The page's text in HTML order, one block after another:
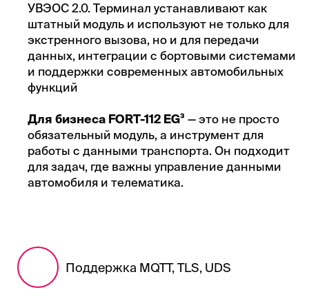
УВЭОС 2.0. Терминал устанавливают как
штатный модуль и используют не только для
экстренного вызова, но и для передачи
данных, интеграции с бортовыми системами
и поддержки современных автомобильных
функций
Для бизнеса FORT-112 EG³ — это не просто
обязательный модуль, а инструмент для
работы с данными транспорта. Он подходит
для задач, где важны управление данными
автомобиля и телематика.
Поддержка MQTT, TLS, UDS